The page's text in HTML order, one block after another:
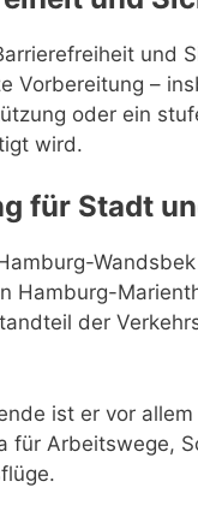
und
Vorbereitung –
oder ein
wird.
für Stadt
Hamburg-
der
ist er vor
für Arbeitswege,